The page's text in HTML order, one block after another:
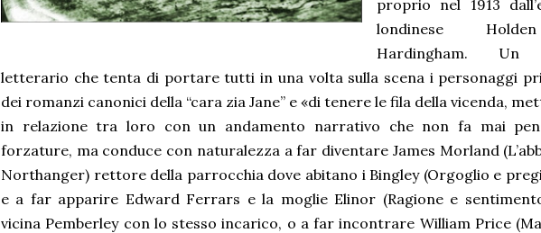
proprio nel 1913
londinese
Hardingham. Un
letterario che tenta di portare tutti in una volta sulla scena i personaggi
dei romanzi canonici della “cara zia Jane” e «di tenere le fila della vicenda,
in relazione tra loro con un andamento narrativo che non fa mai
forzature, ma conduce con naturalezza a far diventare James Morland
Northanger) rettore della parrocchia dove abitano i Bingley (Orgoglio e
e a far apparire Edward Ferrars e la moglie Elinor (Ragione e
vicina Pemberley con lo stesso incarico, o a far incontrare William Price